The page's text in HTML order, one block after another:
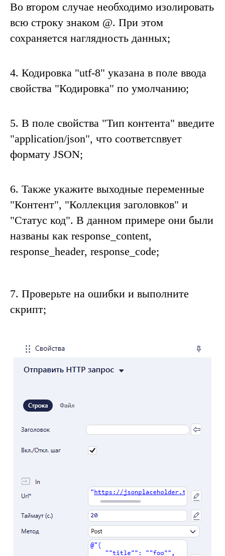
Во втором случае необходимо изолировать
всю строку знаком @. При этом
сохраняется наглядность данных;
4. Кодировка "utf-8" указана в поле ввода
свойства "Кодировка" по умолчанию;
5. В поле свойства "Тип контента" введите
"application/json", что соответсnвует
формату JSON;
6. Также укажите выходные переменные
"Контент", "Коллекция заголовков" и
"Статус код". В данном примере они были
названы как response_content,
response_header, response_code;
7. Проверьте на ошибки и выполните
скрипт;